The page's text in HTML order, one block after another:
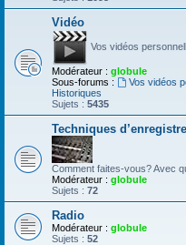
Vidéo
Vos vidéos
Modérateur : globule
Sous-forums :
Vos vidéos
Historiques
Sujets : 5435
Techniques
Comment faites-vous? Avec
Modérateur : globule
Sujets : 72
Radio
Modérateur : globule
Sujets : 52